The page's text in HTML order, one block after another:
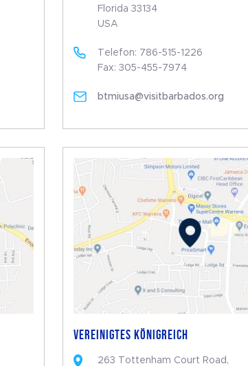
Florida 33134
USA
Telefon: 786-515-1226
Fax: 305-455-7974
btmiusa@visitbarbados.org
VEREINIGTES KÖNIGREICH
263 Tottenham Court Road,